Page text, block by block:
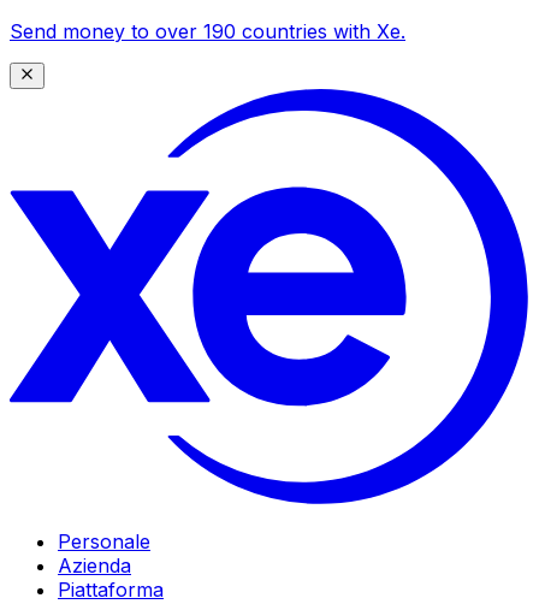
Send money to over 190 countries with Xe.
Personale
Azienda
Piattaforma